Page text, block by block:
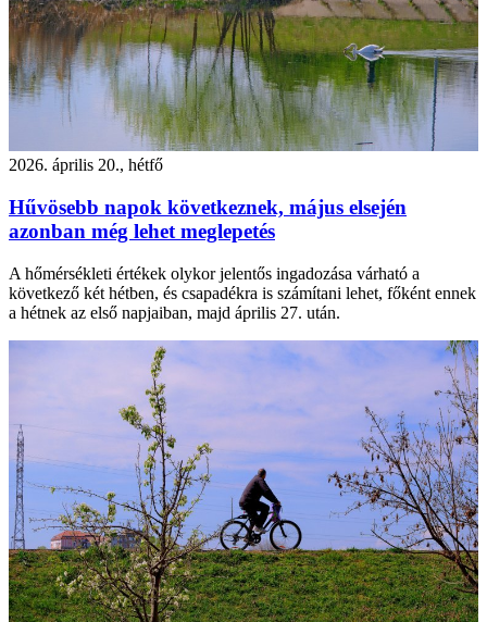
2026. április 20., hétfő
Hűvösebb napok következnek, május elsején
azonban még lehet meglepetés
A hőmérsékleti értékek olykor jelentős ingadozása várható a
következő két hétben, és csapadékra is számítani lehet, főként ennek
a hétnek az első napjaiban, majd április 27. után.